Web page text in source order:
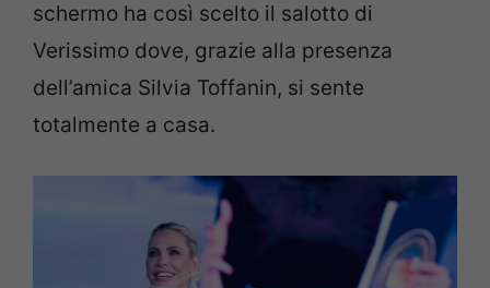
schermo ha così scelto il salotto di
Verissimo dove, grazie alla presenza
dell’amica Silvia Toffanin, si sente
totalmente a casa.